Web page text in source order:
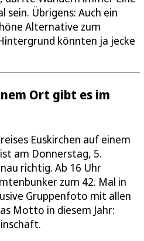
Übrigens: Auch ein
Alternative zum
könnten ja jecke
Ort gibt es im
Euskirchen auf einem
am Donnerstag, 5.
richtig. Ab 16 Uhr
zum 42. Mal in
Gruppenfoto mit allen
Motto in diesem Jahr: